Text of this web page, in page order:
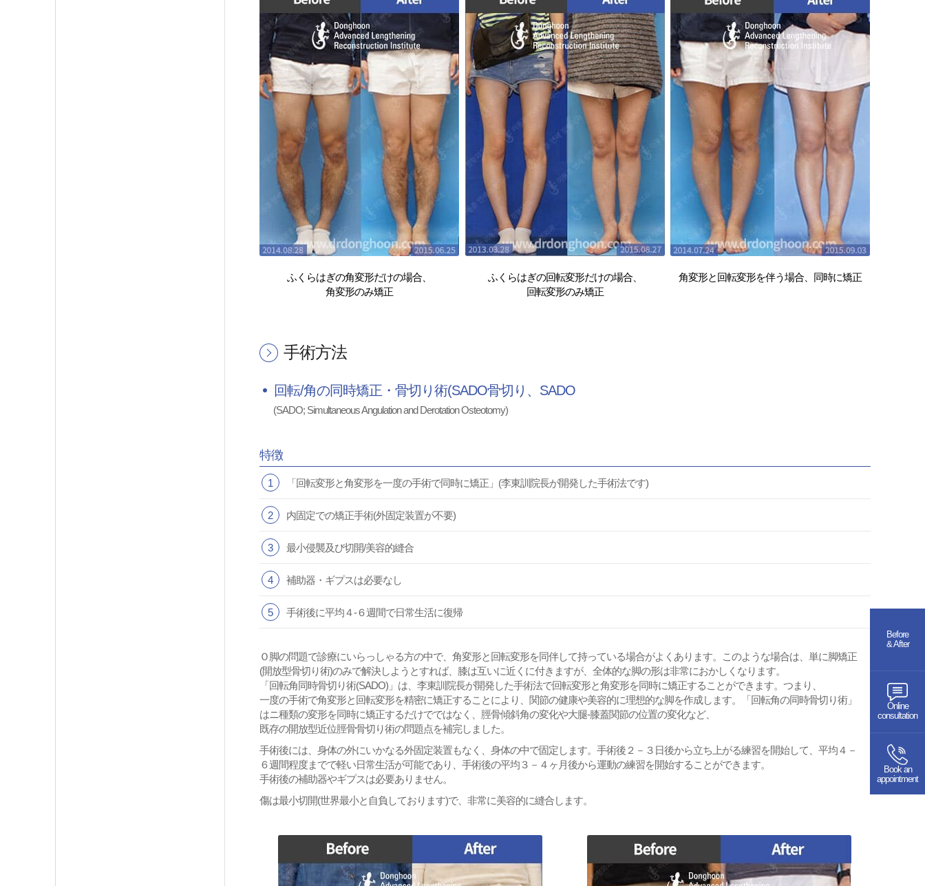
ふくらはぎの角変形だけの場合、
角変形のみ矯正
ふくらはぎの回転変形だけの場合、
回転変形のみ矯正
角変形と回転変形を伴う場合、同時に矯正
手術方法
回転/角の同時矯正・骨切り術(SADO骨切り、SADO
(SADO; Simultaneous Angulation and Derotation Osteotomy)
特徴
1 「回転変形と角変形を一度の手術で同時に矯正」(李東訓院長が開発した手術法です)
2 内固定での矯正手術(外固定装置が不要)
3 最小侵襲及び切開/美容的縫合
4 補助器・ギプスは必要なし
5 手術後に平均４‐６週間で日常生活に復帰
Ｏ脚の問題で診療にいらっしゃる方の中で、角変形と回転変形を同伴して持っている場合がよくあります。このような場合は、単に脚矯正
(開放型骨切り術)のみで解決しようとすれば、膝は互いに近くに付きますが、全体的な脚の形は非常におかしくなります。
「回転角同時骨切り術(SADO)」は、李東訓院長が開発した手術法で回転変形と角変形を同時に矯正することができます。つまり、
一度の手術で角変形と回転変形を精密に矯正することにより、関節の健康や美容的に理想的な脚を作成します。「回転角の同時骨切り術」
はニ種類の変形を同時に矯正するだけでではなく、脛骨傾斜角の変化や大腿-膝蓋関節の位置の変化など、
既存の開放型近位脛骨骨切り術の問題点を補完しました。
手術後には、身体の外にいかなる外固定装置もなく、身体の中で固定します。手術後２－３日後から立ち上がる練習を開始して、平均４－
６週間程度までで軽い日常生活が可能であり、手術後の平均３－４ヶ月後から運動の練習を開始することができます。
手術後の補助器やギプスは必要ありません。
傷は最小切開(世界最小と自負しております)で、非常に美容的に縫合します。
Before
& After
Online
consultation
Book an
appointment